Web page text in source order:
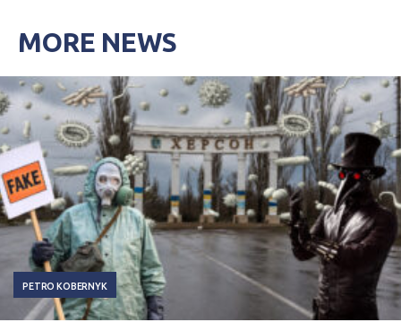
MORE NEWS
PETRO KOBERNYK